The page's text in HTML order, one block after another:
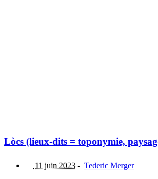
Lòcs (lieux-dits = toponymie,
11 juin 2023 - Tederic Merger